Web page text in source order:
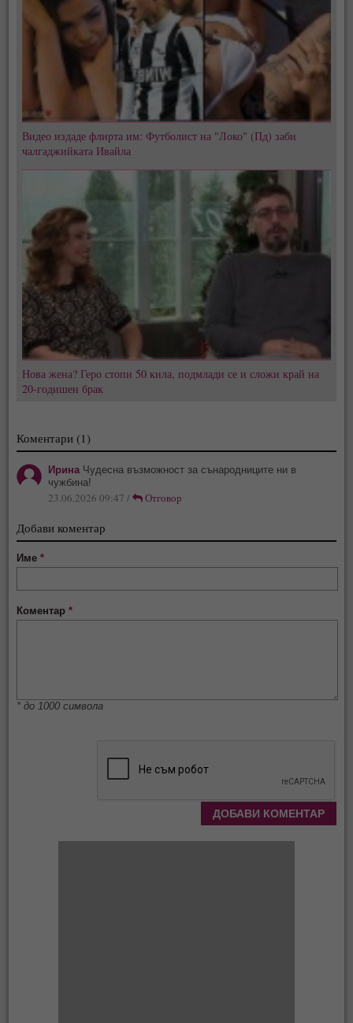
Видео издаде флирта им: Футболист на "Локо" (Пд) заби
чалгаджийката Ивайла
Нова жена? Геро стопи 50 кила, подмлади се и сложи край на
20-годишен брак
Коментари (1)
Ирина Чудесна възможност за сънародниците ни в
чужбина!
23.06.2026 09:47 / Отговор
Добави коментар
Име*
Коментар*
* до 1000 символа